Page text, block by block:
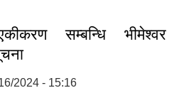
सम्बन्धि भीमेश्वर
2024 - 15:16